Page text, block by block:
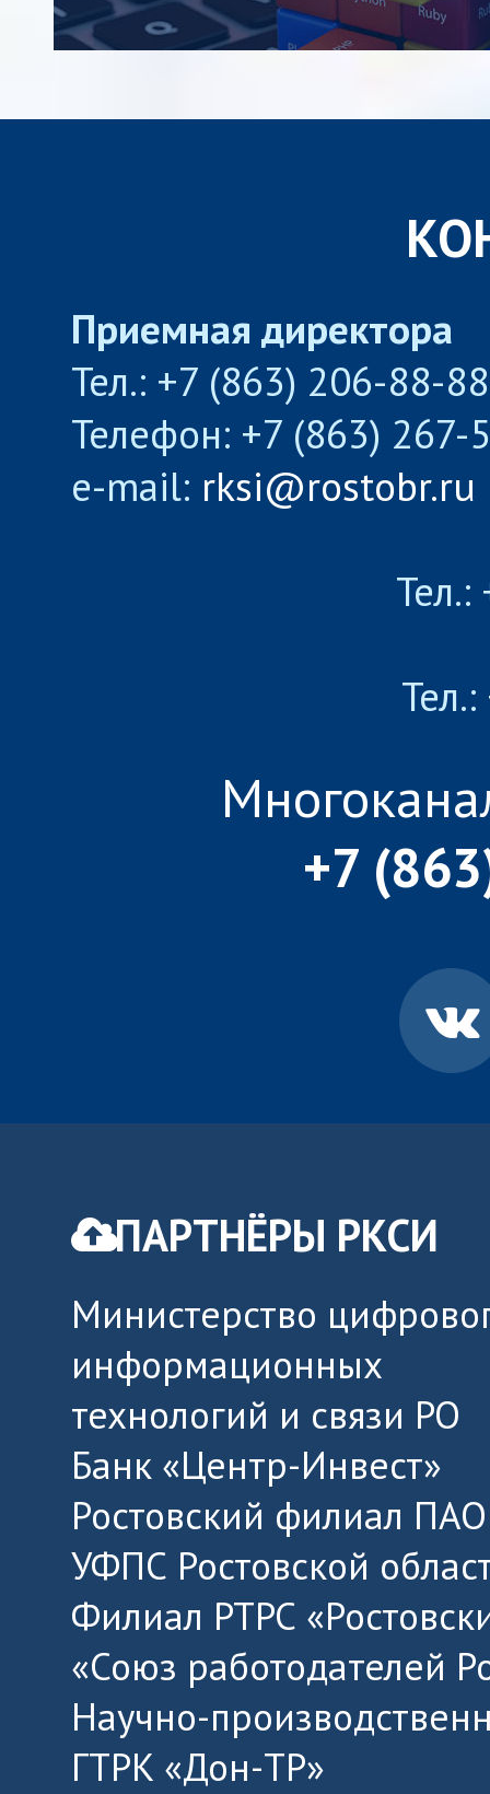
Приемная директора
Тел.: +7 (863) 206-88-
Телефон: +7 (863) 267-
e-mail: rksi@rostobr.ru
+7
ПАРТНЁРЫ РКСИ
Министерство
информационных
технологий и связи РО
Банк «Центр-Инвест»
Ростовский филиал
УФПС Ростовской
Филиал РТРС
«Союз работодателей
Научно-
ГТРК «Дон-ТР»